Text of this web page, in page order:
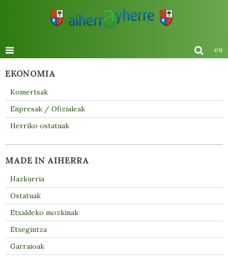
eu
EKONOMIA
Komertsak
Enpresak / Ofizialeak
Herriko ostatuak
MADE IN AIHERRA
Hazkurria
Ostatuak
Etxaldeko mozkinak
Etxegintza
Garraioak